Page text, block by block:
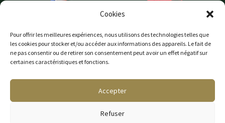
Cookies
Pour offrir les meilleures expériences, nous utilisons des technologies telles que
les cookies pour stocker et/ou accéder aux informations des appareils. Le fait de
ne pas consentir ou de retirer son consentement peut avoir un effet négatif sur
certaines caractéristiques et fonctions.
Accepter
Refuser